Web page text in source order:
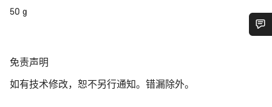
50 g
免
声
免责声明
如有技术修改，恕不另行通知。错漏除外。
我们的客户支持专家正在等待为您答疑解惑。